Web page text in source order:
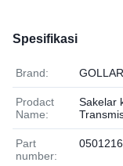
Spesifikasi
Brand:
Prodact
Name:
Sakelar
Part
number: